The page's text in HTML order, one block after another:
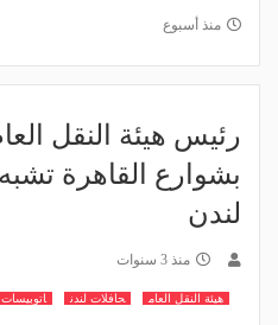
منذ أسبوع
رئيس هيئة النقل
بشوارع القاهرة
لندن
منذ 3 سنوات
هيئة النقل العام حافلات لندن اتوبيسات